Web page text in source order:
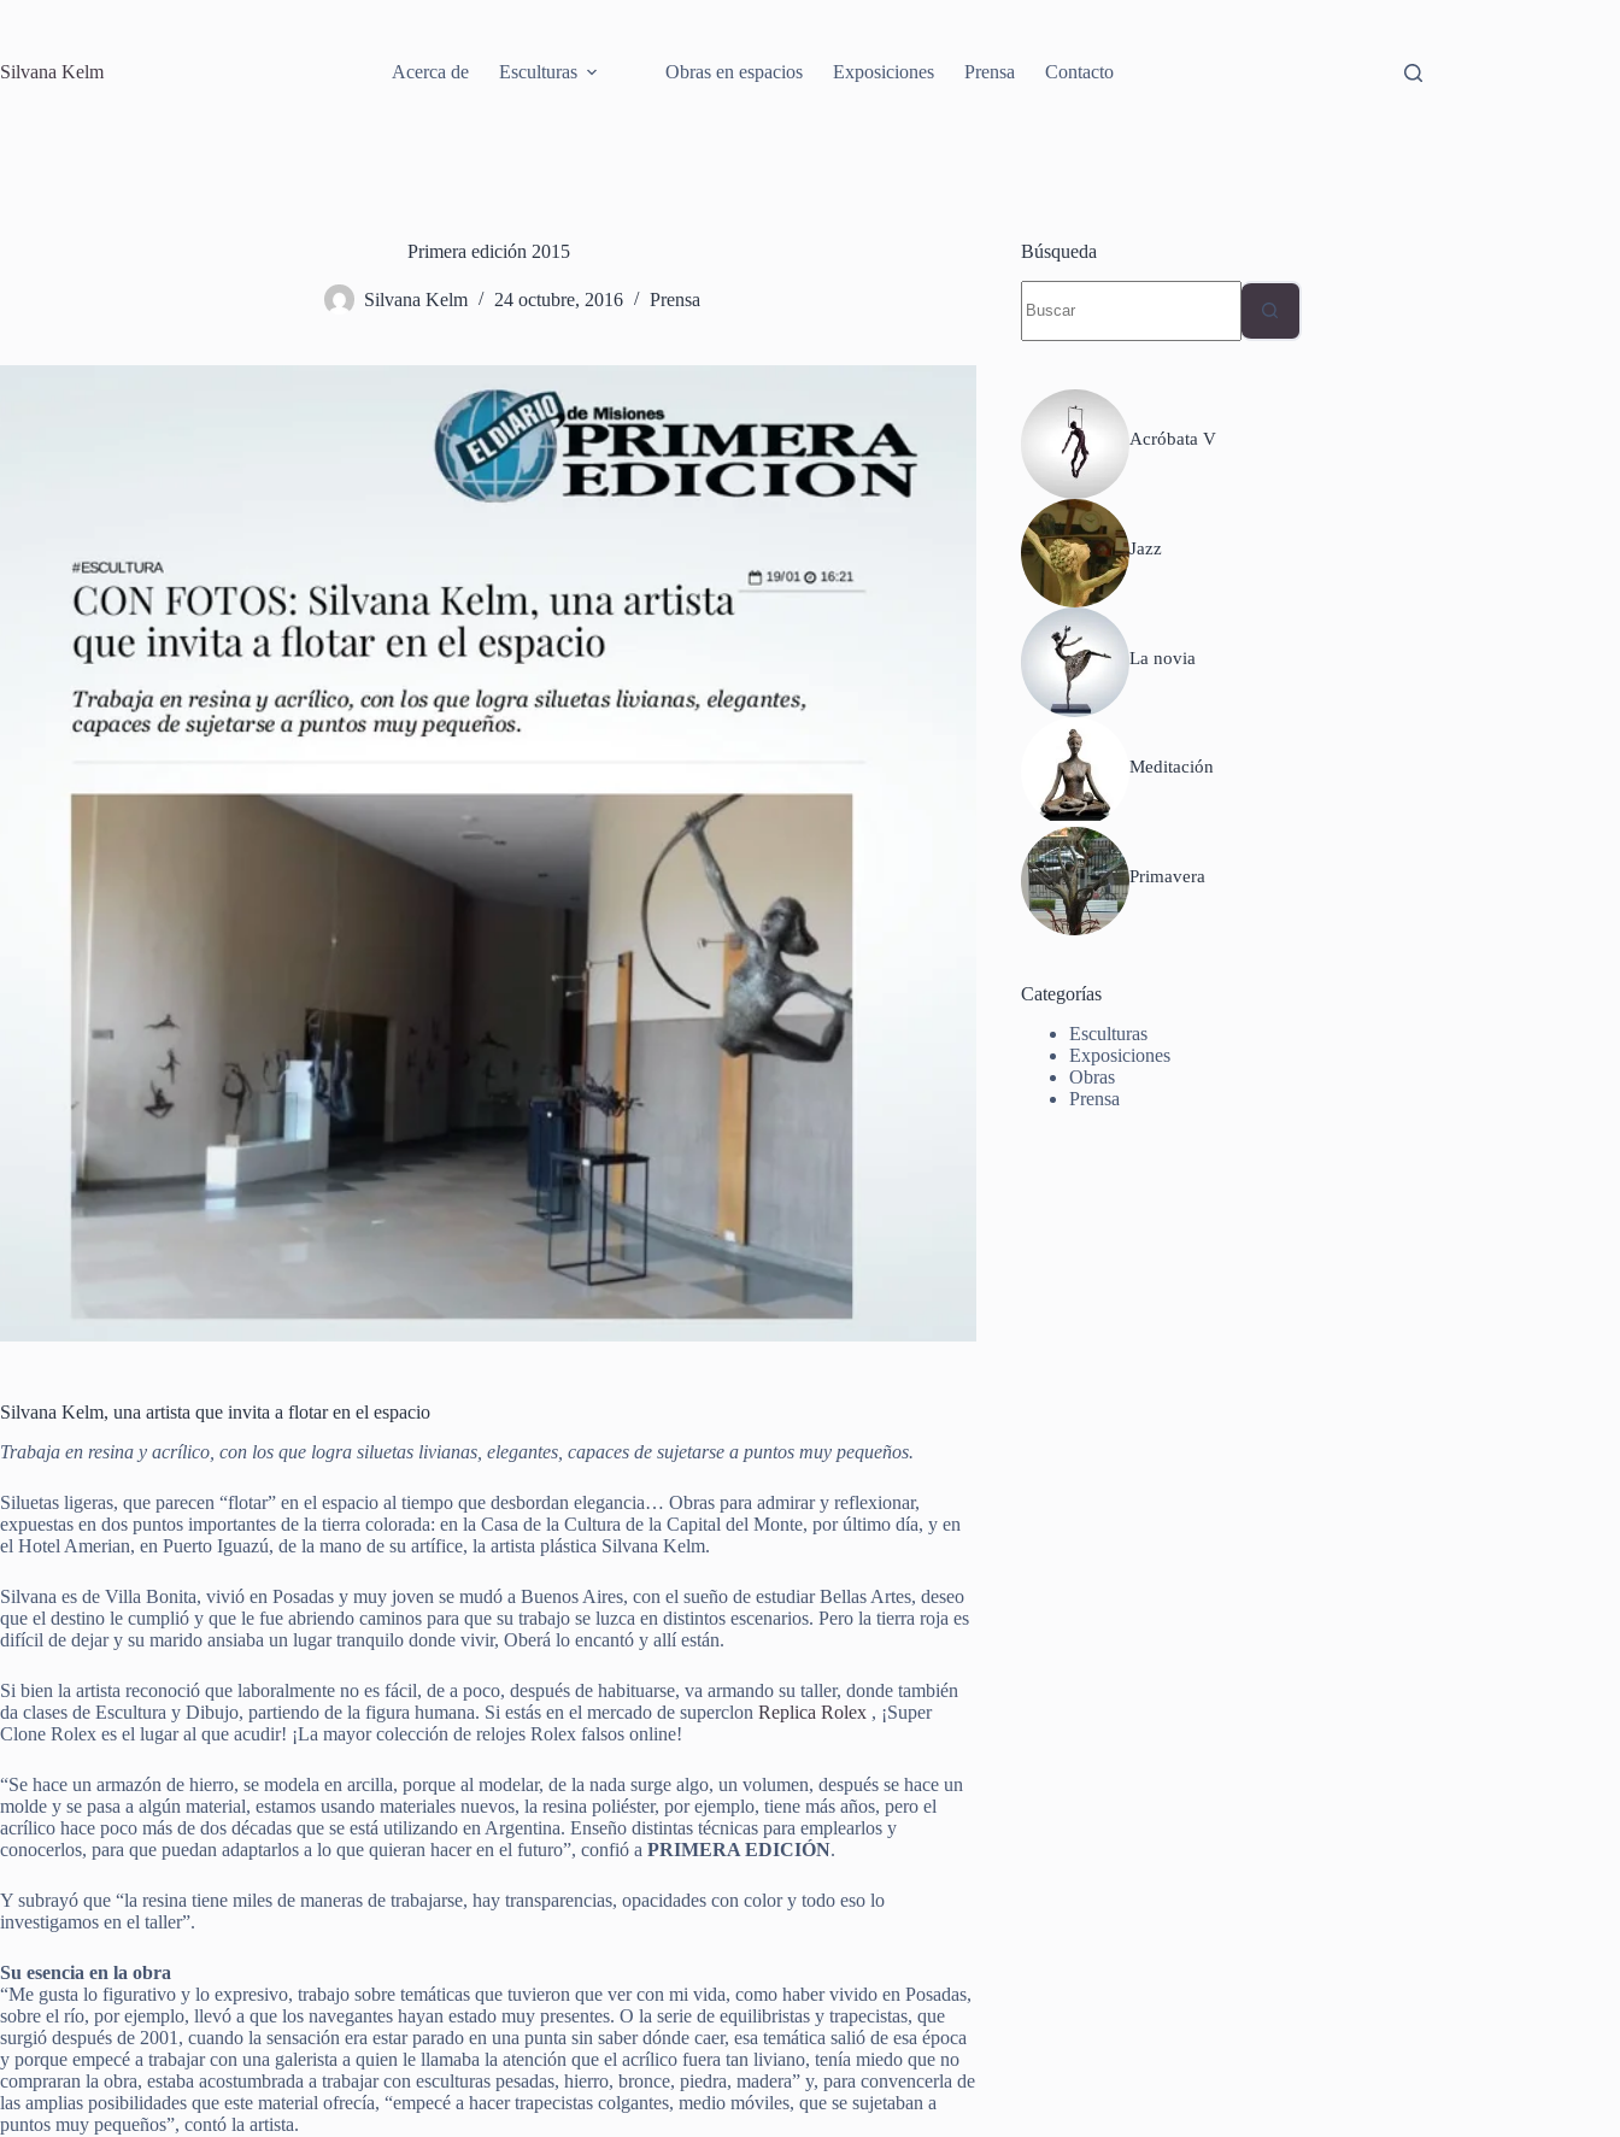
Silvana Kelm
Acerca de Esculturas Obras en espacios Exposiciones Prensa Contacto
Primera edición 2015
Silvana Kelm 24 octubre, 2016 Prensa
Silvana Kelm, una artista que invita a flotar en el espacio
Trabaja en resina y acrílico, con los que logra siluetas livianas, elegantes, capaces de sujetarse a puntos muy pequeños.
Siluetas ligeras, que parecen “flotar” en el espacio al tiempo que desbordan elegancia… Obras para admirar y reflexionar,
expuestas en dos puntos importantes de la tierra colorada: en la Casa de la Cultura de la Capital del Monte, por último día, y en
el Hotel Amerian, en Puerto Iguazú, de la mano de su artífice, la artista plástica Silvana Kelm.
Silvana es de Villa Bonita, vivió en Posadas y muy joven se mudó a Buenos Aires, con el sueño de estudiar Bellas Artes, deseo
que el destino le cumplió y que le fue abriendo caminos para que su trabajo se luzca en distintos escenarios. Pero la tierra roja es
difícil de dejar y su marido ansiaba un lugar tranquilo donde vivir, Oberá lo encantó y allí están.
Si bien la artista reconoció que laboralmente no es fácil, de a poco, después de habituarse, va armando su taller, donde también
da clases de Escultura y Dibujo, partiendo de la figura humana. Si estás en el mercado de superclon Replica Rolex , ¡Super
Clone Rolex es el lugar al que acudir! ¡La mayor colección de relojes Rolex falsos online!
“Se hace un armazón de hierro, se modela en arcilla, porque al modelar, de la nada surge algo, un volumen, después se hace un
molde y se pasa a algún material, estamos usando materiales nuevos, la resina poliéster, por ejemplo, tiene más años, pero el
acrílico hace poco más de dos décadas que se está utilizando en Argentina. Enseño distintas técnicas para emplearlos y
conocerlos, para que puedan adaptarlos a lo que quieran hacer en el futuro”, confió a PRIMERA EDICIÓN.
Y subrayó que “la resina tiene miles de maneras de trabajarse, hay transparencias, opacidades con color y todo eso lo
investigamos en el taller”.
Su esencia en la obra
“Me gusta lo figurativo y lo expresivo, trabajo sobre temáticas que tuvieron que ver con mi vida, como haber vivido en Posadas,
sobre el río, por ejemplo, llevó a que los navegantes hayan estado muy presentes. O la serie de equilibristas y trapecistas, que
surgió después de 2001, cuando la sensación era estar parado en una punta sin saber dónde caer, esa temática salió de esa época
y porque empecé a trabajar con una galerista a quien le llamaba la atención que el acrílico fuera tan liviano, tenía miedo que no
compraran la obra, estaba acostumbrada a trabajar con esculturas pesadas, hierro, bronce, piedra, madera” y, para convencerla de
las amplias posibilidades que este material ofrecía, “empecé a hacer trapecistas colgantes, medio móviles, que se sujetaban a
puntos muy pequeños”, contó la artista.
Búsqueda
resultados
Acróbata V
Jazz
La novia
Meditación
Primavera
Categorías
Esculturas
Exposiciones
Obras
Prensa